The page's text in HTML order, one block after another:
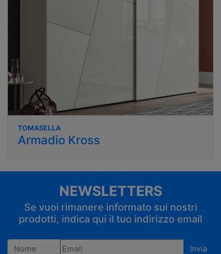
TOMASELLA
Armadio Kross
NEWSLETTERS
Se vuoi rimanere informato sui nostri
prodotti, indica qui il tuo indirizzo email
Invia